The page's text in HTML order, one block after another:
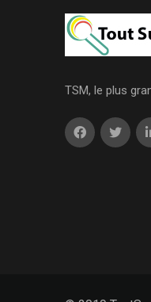
TSM, le plus